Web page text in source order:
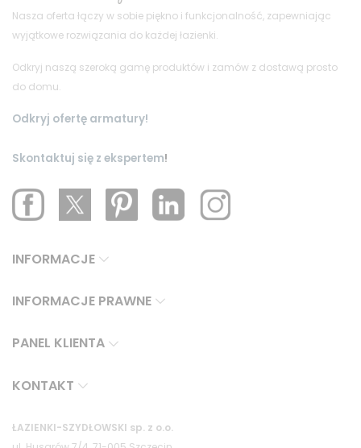
Nasza oferta łączy w sobie piękno i funkcjonalność, zapewniając
wyjątkowe rozwiązania do każdej łazienki.
Odkryj naszą szeroką gamę produktów i zamów z dostawą prosto
do domu.
Odkryj ofertę armatury!
Skontaktuj się z ekspertem!
INFORMACJE
INFORMACJE PRAWNE
PANEL KLIENTA
KONTAKT
ŁAZIENKI-SZYDŁOWSKI sp. z o.o.